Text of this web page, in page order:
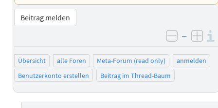
Beitrag melden
negativ
–
Übersicht alle Foren Meta-Forum (read only)
anmelden
Benutzerkonto erstellen
Beitrag im Thread-Baum